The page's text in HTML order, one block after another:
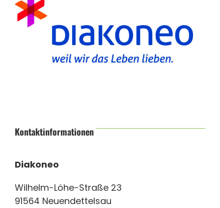
Kontaktinformationen
Diakoneo
Wilhelm-Löhe-Straße 23
91564 Neuendettelsau